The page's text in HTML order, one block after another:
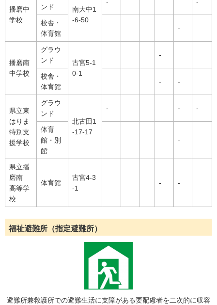
播磨中
学校
ンド
南大中1
-6-50
校舎・
体育館
-
播磨南
中学校
グラウ
ンド
古宮5-1
0-1
-
校舎・
体育館
- -
県立東
はりま
特別支
援学校
グラウ
ンド
北古田1
-17-17
- - -
体育
館・別
館
-
県立播
磨南
高等学
校
体育館
古宮4-3
-1
- -
福祉避難所（指定避難所）
避難所兼救護所での避難生活に支障がある要配慮者を二次的に収容